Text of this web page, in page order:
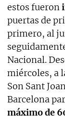
estos fueron
puertas de
primero, al
Nacional.
miércoles, a
Son Sant
Barcelona
máximo de